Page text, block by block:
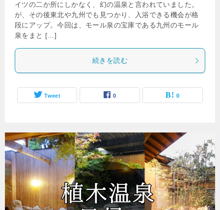
イツの二か所にしかなく、幻の温泉と言われていました。
が、その後東北や九州でも見つかり、入浴できる機会が格
段にアップ。今回は、モール泉の宝庫である九州のモール
泉をまと […]
続きを読む
Tweet 0 0